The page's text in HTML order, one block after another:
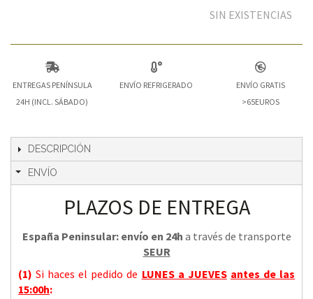
SIN EXISTENCIAS
ENTREGAS PENÍNSULA
24H (INCL. SÁBADO)
ENVÍO REFRIGERADO
ENVÍO GRATIS
>65EUROS
DESCRIPCIÓN
ENVÍO
PLAZOS DE ENTREGA
España Peninsular: envío en 24h a través de transporte
SEUR
(1)Si haces el pedido de LUNES a JUEVES antes de las
15:00h: